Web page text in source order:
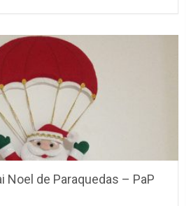
Noel de Paraquedas – PaP